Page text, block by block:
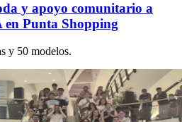
y apoyo comunitario a
en Punta Shopping
y 50 modelos.